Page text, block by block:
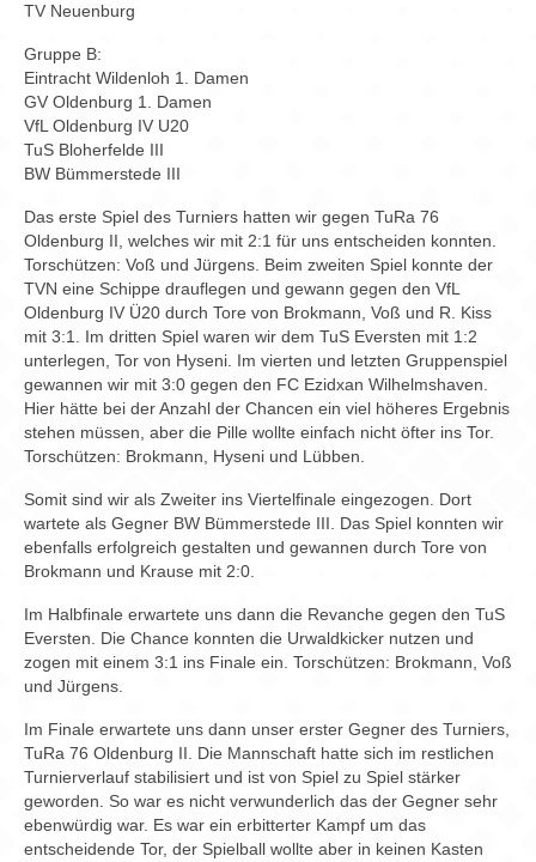
TV Neuenburg
Gruppe B:
Eintracht Wildenloh 1. Damen
GV Oldenburg 1. Damen
VfL Oldenburg IV U20
TuS Bloherfelde III
BW Bümmerstede III
Das erste Spiel des Turniers hatten wir gegen TuRa 76
Oldenburg II, welches wir mit 2:1 für uns entscheiden konnten.
Torschützen: Voß und Jürgens. Beim zweiten Spiel konnte der
TVN eine Schippe drauflegen und gewann gegen den VfL
Oldenburg IV Ü20 durch Tore von Brokmann, Voß und R. Kiss
mit 3:1. Im dritten Spiel waren wir dem TuS Eversten mit 1:2
unterlegen, Tor von Hyseni. Im vierten und letzten Gruppenspiel
gewannen wir mit 3:0 gegen den FC Ezidxan Wilhelmshaven.
Hier hätte bei der Anzahl der Chancen ein viel höheres Ergebnis
stehen müssen, aber die Pille wollte einfach nicht öfter ins Tor.
Torschützen: Brokmann, Hyseni und Lübben.
Somit sind wir als Zweiter ins Viertelfinale eingezogen. Dort
wartete als Gegner BW Bümmerstede III. Das Spiel konnten wir
ebenfalls erfolgreich gestalten und gewannen durch Tore von
Brokmann und Krause mit 2:0.
Im Halbfinale erwartete uns dann die Revanche gegen den TuS
Eversten. Die Chance konnten die Urwaldkicker nutzen und
zogen mit einem 3:1 ins Finale ein. Torschützen: Brokmann, Voß
und Jürgens.
Im Finale erwartete uns dann unser erster Gegner des Turniers,
TuRa 76 Oldenburg II. Die Mannschaft hatte sich im restlichen
Turnierverlauf stabilisiert und ist von Spiel zu Spiel stärker
geworden. So war es nicht verwunderlich das der Gegner sehr
ebenwürdig war. Es war ein erbitterter Kampf um das
entscheidende Tor, der Spielball wollte aber in keinen Kasten